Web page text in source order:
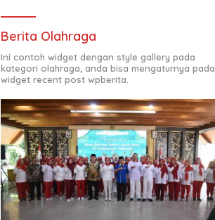
Berita Olahraga
Ini contoh widget dengan style gallery pada
kategori olahraga, anda bisa mengaturnya pada
widget recent post wpberita.